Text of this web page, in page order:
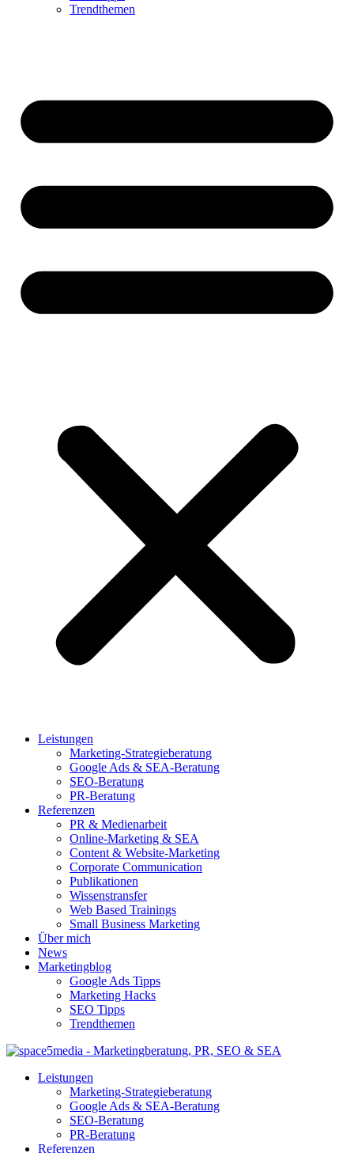
Trendthemen
Leistungen
Marketing-Strategieberatung
Google Ads & SEA-Beratung
SEO-Beratung
PR-Beratung
Referenzen
PR & Medienarbeit
Online-Marketing & SEA
Content & Website-Marketing
Corporate Communication
Publikationen
Wissenstransfer
Web Based Trainings
Small Business Marketing
Über mich
News
Marketingblog
Google Ads Tipps
Marketing Hacks
SEO Tipps
Trendthemen
Leistungen
Marketing-Strategieberatung
Google Ads & SEA-Beratung
SEO-Beratung
PR-Beratung
Referenzen